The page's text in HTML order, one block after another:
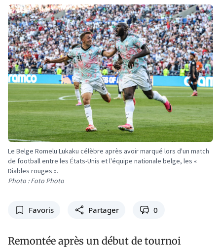
Le Belge Romelu Lukaku célèbre après avoir marqué lors d'un match
de football entre les États-Unis et l'équipe nationale belge, les «
Diables rouges ».
Photo : Foto Photo
Favoris Partager 0
Remontée après un début de tournoi